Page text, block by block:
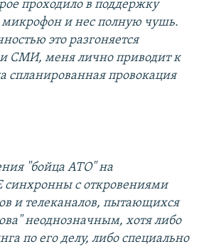
проходило в поддержку
и нес полную чушь.
это разгоняется
СМИ, меня лично приводит к
спланированная провокация
"бойца АТО" на
с откровениями
и телеканалов, пытающихся
неоднозначным, хотя либо
по его делу, либо специально